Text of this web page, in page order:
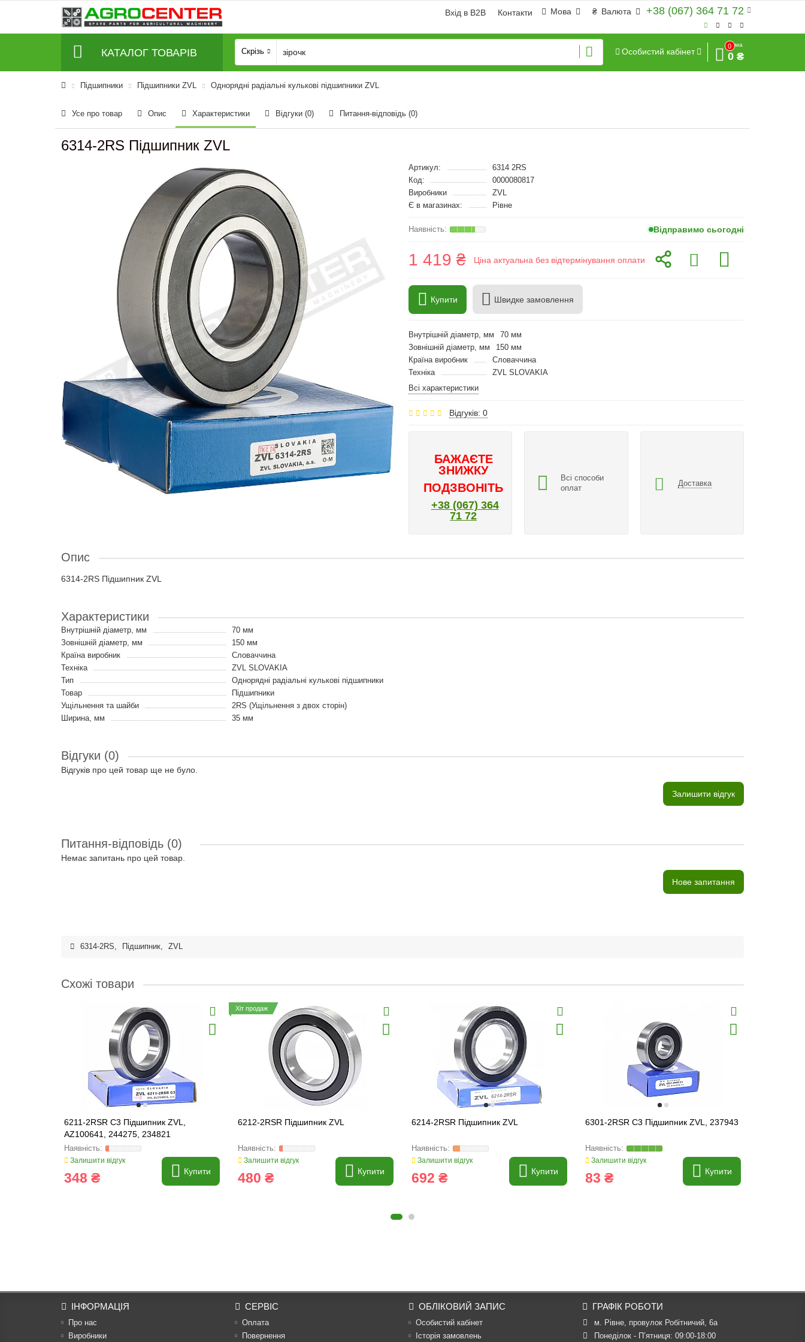
+38 (067) 364 71 72
₴ Валюта
Мова
Вхід в B2B Контакти
КАТАЛОГ ТОВАРІВ Скрізь Особистий кабінет
0
Сума
0 ₴
Підшипники Підшипники ZVL Однорядні радіальні кулькові підшипники ZVL
Усе про товар Опис Характеристики Відгуки (0) Питання-відповідь (0)
6314-2RS Підшипник ZVL
Артикул:
6314 2RS
Код:
0000080817
Виробники
ZVL
Є в магазинах:
Рівне
Відправимо сьогодні
1 419 ₴ Ціна актуальна без відтермінування оплати
Купити Швидке замовлення
Внутрішній діаметр, мм
70 мм
Зовнішній діаметр, мм
150 мм
Країна виробник
Словаччина
Техніка
ZVL SLOVAKIA
Всі характеристики
Відгуків: 0
БАЖАЄТЕ
ЗНИЖКУ
ПОДЗВОНІТЬ
+38 (067) 364
71 72
Всі способи
оплат
Доставка
Опис
6314-2RS Підшипник ZVL
Характеристики
Внутрішній діаметр, мм
70 мм
Зовнішній діаметр, мм
150 мм
Країна виробник
Словаччина
Техніка
ZVL SLOVAKIA
Тип
Однорядні радіальні кулькові підшипники
Товар
Підшипники
Ущільнення та шайби
2RS (Ущільнення з двох сторін)
Ширина, мм
35 мм
Відгуки (0)
Відгуків про цей товар ще не було.
Залишити відгук
Питання-відповідь (0)
Немає запитань про цей товар.
Нове запитання
6314-2RS, Підшипник, ZVL
Схожі товари
6211-2RSR C3 Підшипник ZVL,
AZ100641, 244275, 234821
Залишити відгук
348 ₴ Купити
Хіт продаж
6212-2RSR Підшипник ZVL
Залишити відгук
480 ₴ Купити
6214-2RSR Підшипник ZVL
Залишити відгук
692 ₴ Купити
6301-2RSR C3 Підшипник ZVL, 237943
Залишити відгук
83 ₴ Купити
ІНФОРМАЦІЯ
Про нас
Виробники
СЕРВІС
Оплата
Повернення
ОБЛІКОВИЙ ЗАПИС
Особистий кабінет
Історія замовлень
ГРАФІК РОБОТИ
м. Рівне, провулок Робітничий, 6а
Понеділок - П’ятниця: 09:00-18:00